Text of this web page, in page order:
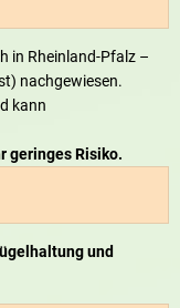
in Rheinland-Pfalz –
nachgewiesen.
kann
geringes Risiko.
und